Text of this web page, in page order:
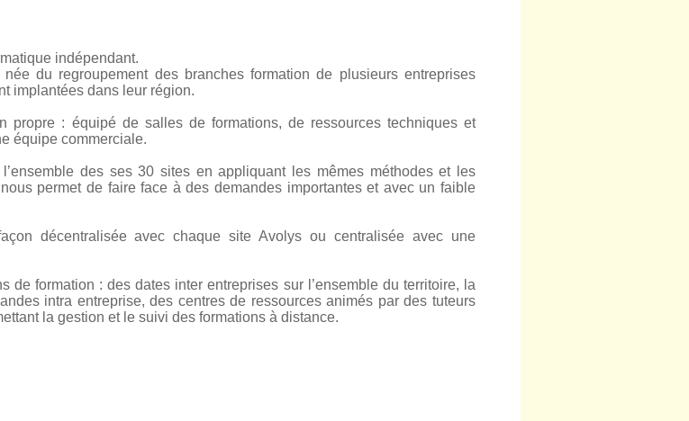
indépendant.
du regroupement des branches formation de plusieurs entreprises
implantées dans leur région.
propre : équipé de salles de formations, de ressources techniques et
équipe commerciale.
des ses 30 sites en appliquant les mêmes méthodes et les
permet de faire face à des demandes importantes et avec un faible
décentralisée avec chaque site Avolys ou centralisée avec une
de formation : des dates inter entreprises sur l’ensemble du territoire, la
intra entreprise, des centres de ressources animés par des tuteurs
la gestion et le suivi des formations à distance.